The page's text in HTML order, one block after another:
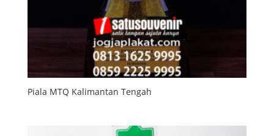
Piala MTQ Kalimantan Tengah